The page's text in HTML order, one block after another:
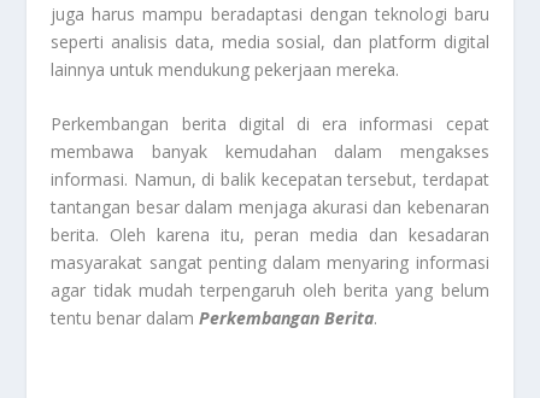
juga harus mampu beradaptasi dengan teknologi baru
seperti analisis data, media sosial, dan platform digital
lainnya untuk mendukung pekerjaan mereka.
Perkembangan berita digital di era informasi cepat
membawa banyak kemudahan dalam mengakses
informasi. Namun, di balik kecepatan tersebut, terdapat
tantangan besar dalam menjaga akurasi dan kebenaran
berita. Oleh karena itu, peran media dan kesadaran
masyarakat sangat penting dalam menyaring informasi
agar tidak mudah terpengaruh oleh berita yang belum
tentu benar dalamPerkembangan Berita.